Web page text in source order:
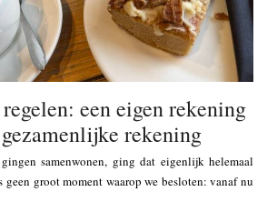
een eigen rekening
rekening
samenwonen, ging dat eigenlijk helemaal
groot moment waarop we besloten: vanaf nu